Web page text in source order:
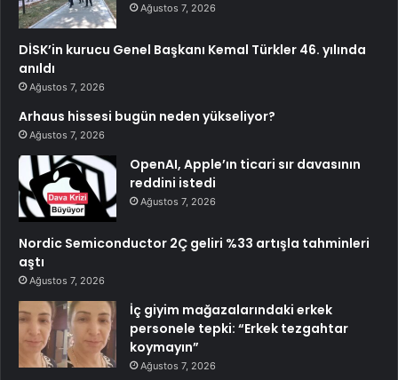
Ağustos 7, 2026
DİSK’in kurucu Genel Başkanı Kemal Türkler 46. yılında
anıldı
Ağustos 7, 2026
Arhaus hissesi bugün neden yükseliyor?
Ağustos 7, 2026
OpenAI, Apple’ın ticari sır davasının
reddini istedi
Ağustos 7, 2026
Nordic Semiconductor 2Ç geliri %33 artışla tahminleri
aştı
Ağustos 7, 2026
İç giyim mağazalarındaki erkek
personele tepki: “Erkek tezgahtar
koymayın”
Ağustos 7, 2026